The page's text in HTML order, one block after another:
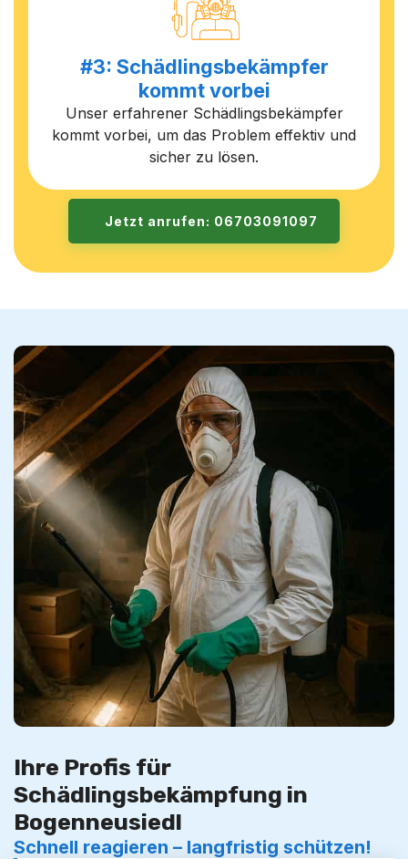
#3: Schädlingsbekämpfer
kommt vorbei
Unser erfahrener Schädlingsbekämpfer
kommt vorbei, um das Problem effektiv und
sicher zu lösen.
Jetzt anrufen: 06703091097
Ihre Profis für
Schädlingsbekämpfung in
Bogenneusiedl
Schnell reagieren – langfristig schützen!